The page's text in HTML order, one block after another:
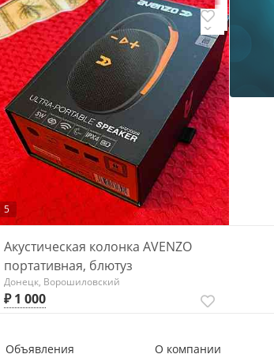
Макеевка, Червоногвардейский
₽ 4 500
₽ 12 800
5
Акустическая колонка AVENZO
портативная, блютуз
Донецк, Ворошиловский
₽ 1 000
Объявления О компании